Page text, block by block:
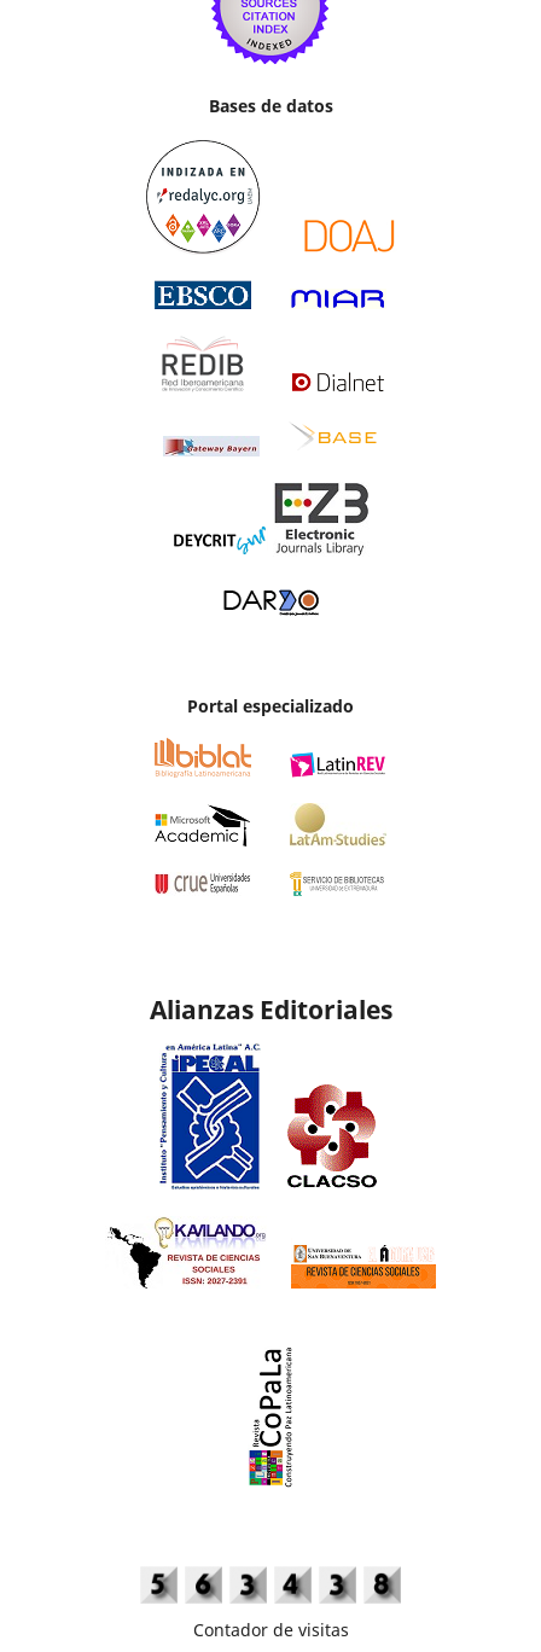
Bases de datos
Portal especializado
Alianzas Editoriales
Contador de visitas